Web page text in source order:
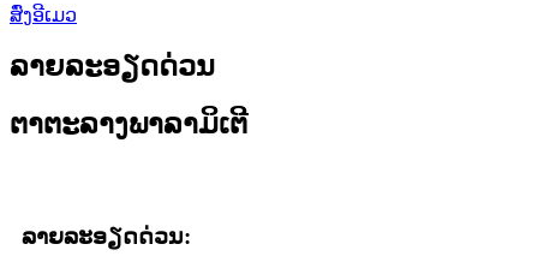
ສົ່ງອີເມວ
ລາຍລະອຽດດ່ວນ
ຕາຕະລາງພາລາມິເຕີ
ລາຍລະອຽດດ່ວນ: